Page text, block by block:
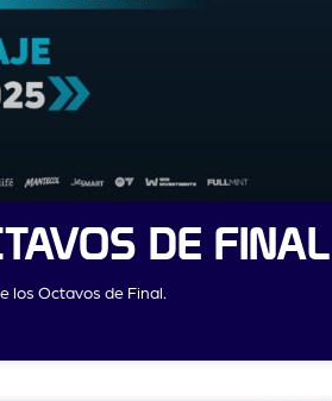
DE FINAL
los Octavos de Final.